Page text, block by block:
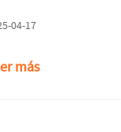
de superficie
04-17
más